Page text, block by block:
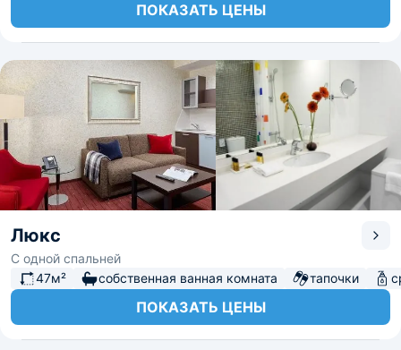
ПОКАЗАТЬ ЦЕНЫ
Люкс
С одной спальней
47м²
собственная ванная комната тапочки
ПОКАЗАТЬ ЦЕНЫ